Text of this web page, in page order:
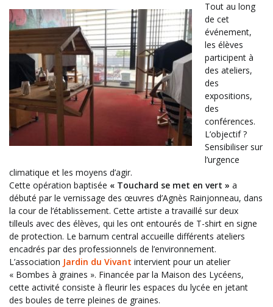
Tout au long
de cet
événement,
les élèves
participent à
des ateliers,
des
expositions,
des
conférences.
L’objectif ?
Sensibiliser sur
l’urgence
climatique et les moyens d’agir.
Cette opération baptisée « Touchard se met en vert » a
débuté par le vernissage des œuvres d’Agnès Rainjonneau, dans
la cour de l’établissement. Cette artiste a travaillé sur deux
tilleuls avec des élèves, qui les ont entourés de T-shirt en signe
de protection. Le barnum central accueille différents ateliers
encadrés par des professionnels de l’environnement.
L’association Jardin du Vivant intervient pour un atelier
« Bombes à graines ». Financée par la Maison des Lycéens,
cette activité consiste à fleurir les espaces du lycée en jetant
des boules de terre pleines de graines.